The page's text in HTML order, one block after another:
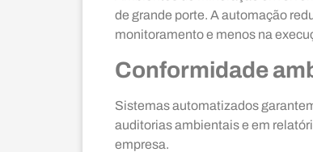
de grande porte. A automação
monitoramento e menos na
Conformidade
Sistemas automatizados
auditorias ambientais e em
empresa.